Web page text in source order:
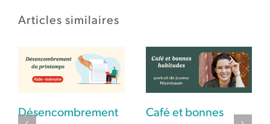
Articles similaires
Désencombrement
Café et bonnes